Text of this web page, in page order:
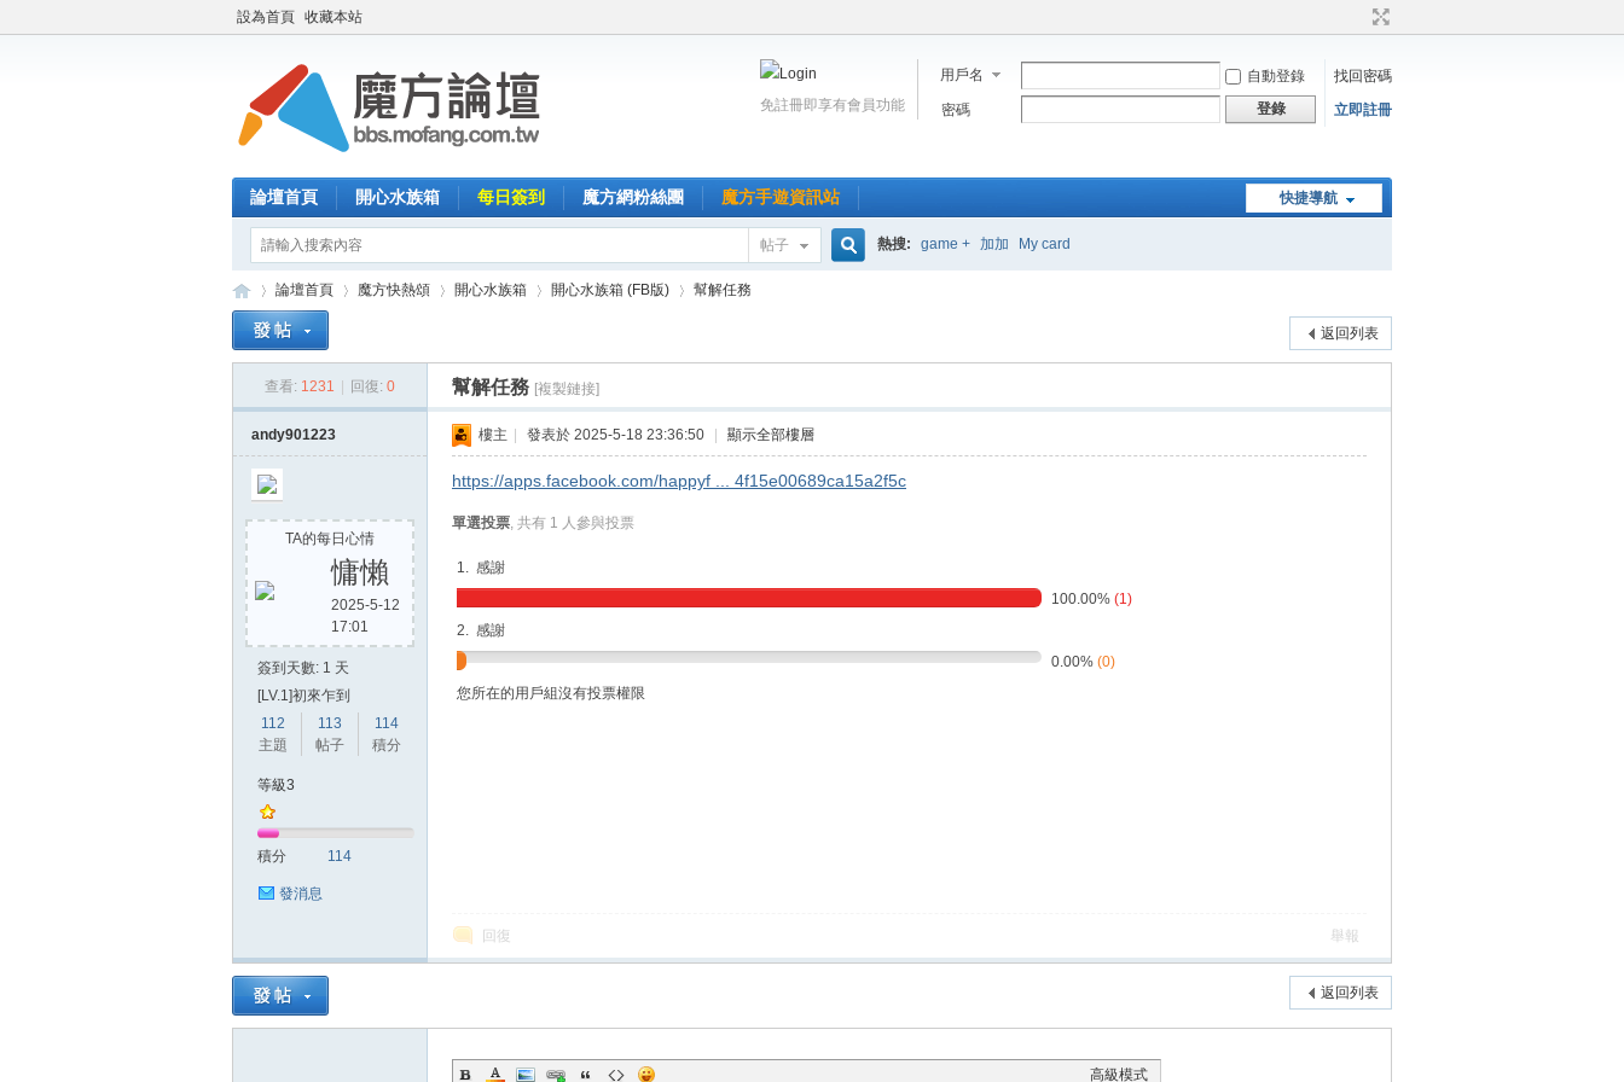
設為首頁 收藏本站
用戶名 自動登錄
找回密碼
密碼
登錄 立即註冊
免註冊即享有會員功能
快捷導航
論壇首頁 開心水族箱 每日簽到 魔方網粉絲團 魔方手遊資訊站
帖子 熱搜: game + 加加 My card
方
論壇首頁 魔方快熱頌 開心水族箱
›
開心水族箱 (FB版) 幫解任務
返回列表
查看: 1231 回復: 0 幫解任務 [複製鏈接]
andy901223
TA的每日心情
慵懶
2025-5-12
17:01
簽到天數: 1 天
[LV.1]初來乍到
112
主題
113
帖子
114
積分
等級3
積分 114
發消息
樓主 發表於 2025-5-18 23:36:50 顯示全部樓層
https://apps.facebook.com/happyf ... 4f15e00689ca15a2f5c
單選投票, 共有 1 人參與投票
1. 感謝
100.00% (1)
2. 感謝
0.00% (0)
您所在的用戶組沒有投票權限
回復 舉報
返回列表
高級模式